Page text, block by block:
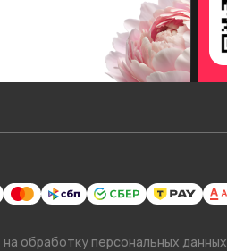
на обработку персональных данных